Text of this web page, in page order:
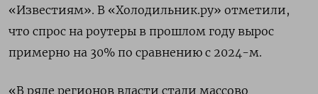
«Известиям». В «Холодильник.ру» отметили,
что спрос на роутеры в прошлом году вырос
примерно на 30% по сравнению с 2024-м.
«В ряде регионов власти стали массово